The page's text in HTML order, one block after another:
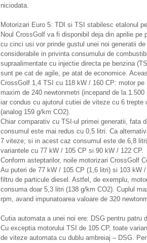
niciodata.
Motorizari Euro 5: TDI si TSI stabilesc etalonul
Noul CrossGolf va fi disponibil deja din aprilie pe
cu cinci usi vor prinde gustul unei noi generatii
considerabile in privinta consumului de
supraalimentate cu injectie directa pe benzina
sunt pe cat de agile, pe atat de economice.
CrossGolf 1,4 TSI cu 118 kW / 160 CP: motor
maxim de 240 newtonmetri (incepand de la
iar condus cu ajutorul cutiei de viteze cu 6 trepte
(analog 159 g/km CO2).
Chiar comparativ cu TSI-ul primei generatii, fata
consumul este mai redus cu 0,5 litri. Ca
7 viteze; si in acest caz consumul este de 6,8
variantele cu 77 kW / 105 CP si 90 kW / 122 CP.
Conform asteptarilor, noile motorizari CrossGolf
Au puteri de 77 kW / 105 CP (1,6 litri) si 103 kW
filtru de particule diesel. Astfel, de exemplu,
consuma doar 5,3 litri (138 g/km CO2). Cuplul
rpm, avand impunatoarea valoare de 320
Cutia automata a unei noi ere: DSG pentru patru
Cu exceptia motorului TSI de 105 CP, toate
de viteze automata cu dublu ambreiaj – DSG.